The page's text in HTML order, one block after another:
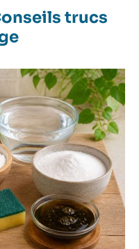
service
qui répond à
et
travail sans
trucs